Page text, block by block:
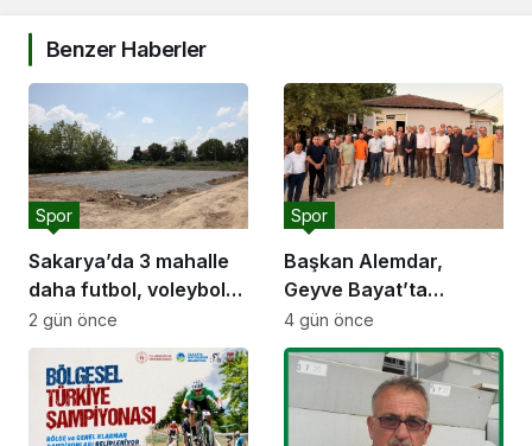
Benzer Haberler
Sakarya’da 3 mahalle
daha futbol, voleybol
ve basketbol sahasına
kavuşuyor
Spor
2 gün önce
Başkan Alemdar,
Geyve Bayat’ta
hemşehrileriyle
buluştu: “Gençlik ve
spor yatırımlarını
hayata geçirmeye
devam edeceğiz”
Spor
4 gün önce